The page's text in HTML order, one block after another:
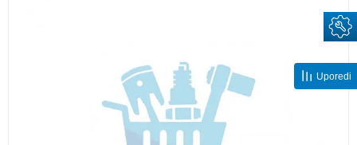
Uporedi